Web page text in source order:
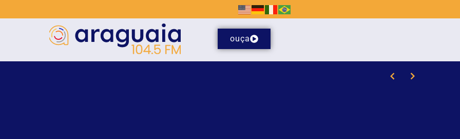
ouça